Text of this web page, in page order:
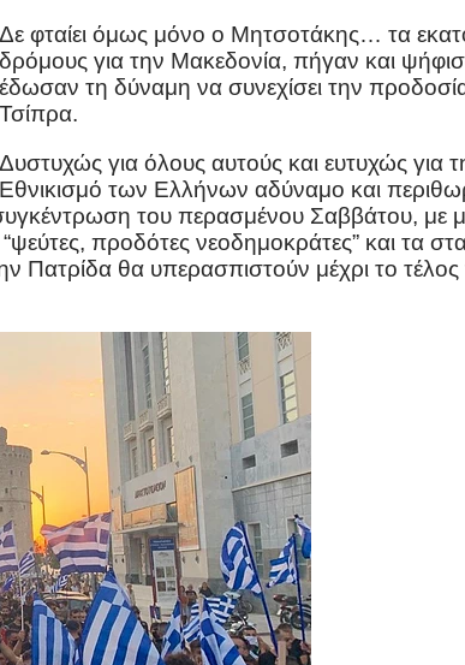
Δε φταίει όμως μόνο ο Μητσοτάκης… τα
δρόμους για την Μακεδονία, πήγαν και
έδωσαν τη δύναμη να συνεχίσει την
Τσίπρα.
Δυστυχώς για όλους αυτούς και ευτυχώς για
Εθνικισμό των Ελλήνων αδύναμο και
του περασμένου Σαββάτου, με
προδότες νεοδημοκράτες” και τα
Πατρίδα θα υπερασπιστούν μέχρι το